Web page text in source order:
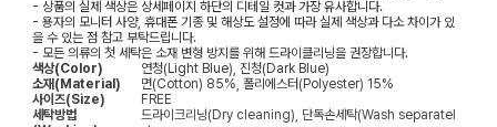
- 상품의 실제 색상은 상세페이지 하단의 디테일 컷과 가장 유사합니다.
- 용자의 모니터 사양, 휴대폰 기종 및 해상도 설정에 따라 실제 색상과 다소 차이가 있
을 수 있는 점 참고 부탁드립니다.
- 모든 의류의 첫 세탁은 소재 변형 방지를 위해 드라이클리닝을 권장합니다.
색상(Color)
연청(Light Blue), 진청(Dark Blue)
소재(Material)
면(Cotton) 85%, 폴리에스터(Polyester) 15%
사이즈(Size)
FREE
세탁방법
드라이크리닝(Dry cleaning), 단독손세탁(Wash separatel